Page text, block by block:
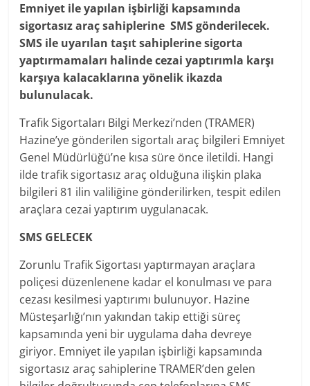
Emniyet ile yapılan işbirliği kapsamında
sigortasız araç sahiplerine SMS gönderilecek.
SMS ile uyarılan taşıt sahiplerine sigorta
yaptırmamaları halinde cezai yaptırımla karşı
karşıya kalacaklarına yönelik ikazda
bulunulacak.
Trafik Sigortaları Bilgi Merkezi’nden (TRAMER)
Hazine’ye gönderilen sigortalı araç bilgileri Emniyet
Genel Müdürlüğü’ne kısa süre önce iletildi. Hangi
ilde trafik sigortasız araç olduğuna ilişkin plaka
bilgileri 81 ilin valiliğine gönderilirken, tespit edilen
araçlara cezai yaptırım uygulanacak.
SMS GELECEK
Zorunlu Trafik Sigortası yaptırmayan araçlara
poliçesi düzenlenene kadar el konulması ve para
cezası kesilmesi yaptırımı bulunuyor. Hazine
Müsteşarlığı’nın yakından takip ettiği süreç
kapsamında yeni bir uygulama daha devreye
giriyor. Emniyet ile yapılan işbirliği kapsamında
sigortasız araç sahiplerine TRAMER’den gelen